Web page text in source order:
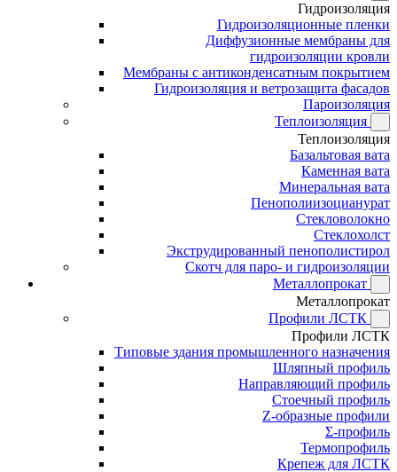
Гидроизоляция
Гидроизоляционные пленки
Диффузионные мембраны для
гидроизоляции кровли
Мембраны с антиконденсатным покрытием
Гидроизоляция и ветрозащита фасадов
Пароизоляция
Теплоизоляция
Теплоизоляция
Базальтовая вата
Каменная вата
Минеральная вата
Пенополиизоцианурат
Стекловолокно
Стеклохолст
Экструдированный пенополистирол
Скотч для паро- и гидроизоляции
Металлопрокат
Металлопрокат
Профили ЛСТК
Профили ЛСТК
Типовые здания промышленного назначения
Шляпный профиль
Направляющий профиль
Стоечный профиль
Z-образные профили
Σ-профиль
Термопрофиль
Крепеж для ЛСТК